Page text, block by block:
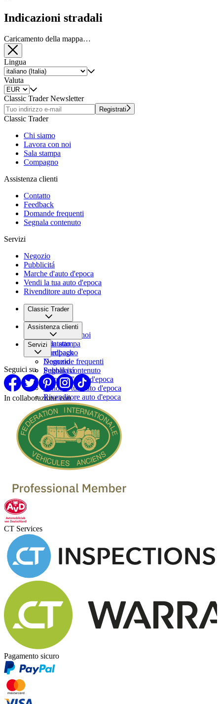
Indicazioni stradali
Caricamento della mappa…
Lingua
Valuta
Classic Trader Newsletter
Registrati
Classic Trader
Chi siamo
Lavora con noi
Sala stampa
Compagno
Assistenza clienti
Contatto
Feedback
Domande frequenti
Segnala contenuto
Servizi
Negozio
Pubblicitá
Marche d'auto d'epoca
Vendi la tua auto d'epoca
Rivenditore auto d'epoca
Classic Trader
Chi siamo
Lavora con noi
Sala stampa
Compagno
Assistenza clienti
Contatto
Feedback
Domande frequenti
Segnala contenuto
Servizi
Negozio
Pubblicitá
Marche d'auto d'epoca
Vendi la tua auto d'epoca
Rivenditore auto d'epoca
Seguici su
In collaborazione con
CT Services
Pagamento sicuro